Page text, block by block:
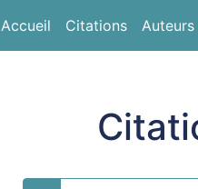
Accueil Citations Auteurs